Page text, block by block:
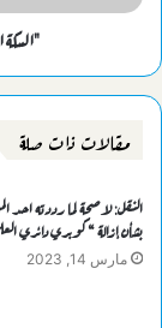
مقالات ذات صلة
النقل: لاصحة لما رددته احد
بشأن إزالة “كوبري دائري
مارس 14, 2023